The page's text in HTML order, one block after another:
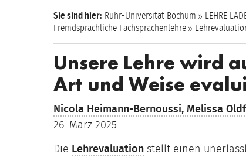
Sie sind hier: Ruhr-Universität Bochum LEHRE
Fremdsprachliche Fachsprachenlehre
Unsere Lehre wird
Art und Weise
Nicola Heimann-Bernoussi, Melissa
26. März 2025
Die Lehrevaluationstellt einen